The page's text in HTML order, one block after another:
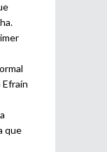
que